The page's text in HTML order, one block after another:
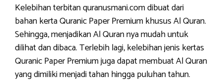
Kelebihan terbitan quranusmani.com dibuat dari
bahan kerta Quranic Paper Premium khusus Al Quran.
Sehingga, menjadikan Al Quran nya mudah untuk
dilihat dan dibaca. Terlebih lagi, kelebihan jenis kertas
Quranic Paper Premium juga dapat membuat Al Quran
yang dimiliki menjadi tahan hingga puluhan tahun.